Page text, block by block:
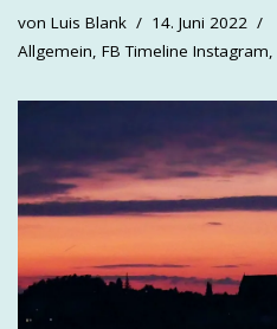
von Luis Blank
14. Juni 2022
Allgemein, FB Timeline Instagram,